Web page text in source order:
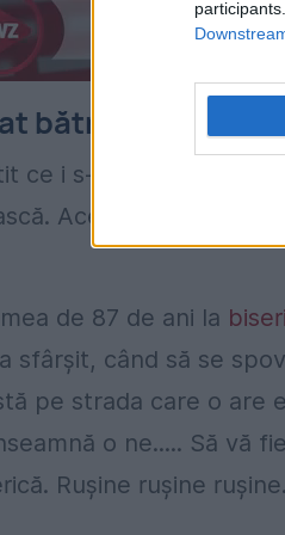
bătrâna
ce i s-a întâmplat
Acesta a relatat
de 87 de ani la
sfârşit, când să se
pe strada care o are
o ne..... Să vă
Ruşine ruşine